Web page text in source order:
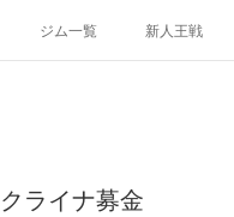
ジム一覧 新人王戦
ライナ募金